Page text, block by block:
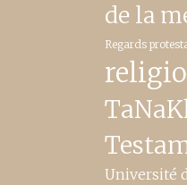
de la
Regards
Université